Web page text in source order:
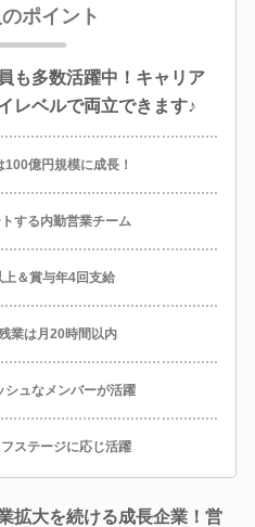
ポイント
も多数活躍中！キャリア
レベルで両立できます♪
億円規模に成長！
する内勤営業チーム
＆賞与年4回支給
業は月20時間以内
ュなメンバーが活躍
ステージに応じ活躍
拡大を続ける成長企業！営